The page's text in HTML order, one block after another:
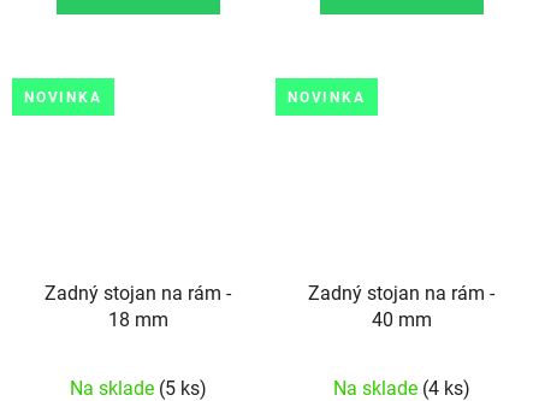
NOVINKA
Zadný stojan na rám -
18 mm
Na sklade (5 ks)
NOVINKA
Zadný stojan na rám -
40 mm
Na sklade (4 ks)